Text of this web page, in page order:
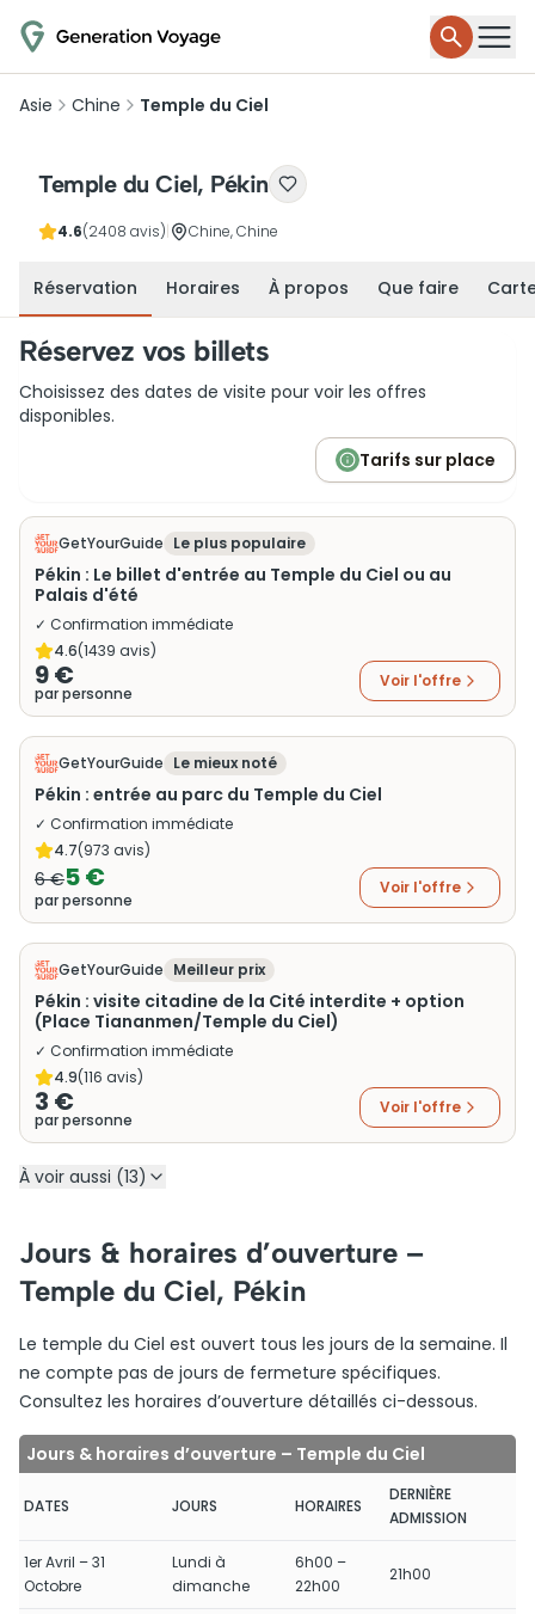
Asie Chine Temple du Ciel
Temple du Ciel, Pékin
4.6(2408 avis) Chine, Chine
Réservation Horaires À propos Que faire
Réservez vos billets
Choisissez des dates de visite pour voir les offres
disponibles.
Tarifs sur place
GetYourGuide Le plus populaire
Pékin : Le billet d'entrée au Temple du Ciel ou au
Palais d'été
✓ Confirmation immédiate
4.6(1439 avis)
9 €
par personne
Voir l'offre
GetYourGuide Le mieux noté
Pékin : entrée au parc du Temple du Ciel
✓ Confirmation immédiate
4.7(973 avis)
6 €5 €
par personne
Voir l'offre
GetYourGuide Meilleur prix
Pékin : visite citadine de la Cité interdite + option
(Place Tiananmen/Temple du Ciel)
✓ Confirmation immédiate
4.9(116 avis)
3 €
par personne
Voir l'offre
À voir aussi (13)
Jours & horaires d’ouverture –
Temple du Ciel, Pékin
Le temple du Ciel est ouvert tous les jours de la semaine. Il
ne compte pas de jours de fermeture spécifiques.
Consultez les horaires d’ouverture détaillés ci-dessous.
Jours & horaires d’ouverture – Temple du Ciel
DATES JOURS HORAIRES
DERNIÈRE
ADMISSION
1er Avril – 31
Octobre
Lundi à
dimanche
6h00 –
22h00
21h00